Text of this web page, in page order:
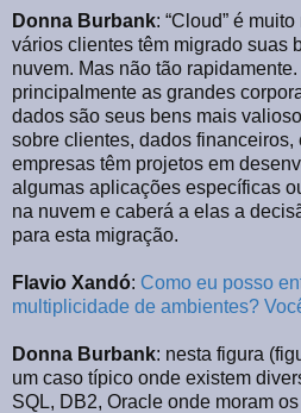
Donna Burbank: “Cloud” é
vários clientes têm migrado suas
nuvem. Mas não tão
principalmente as grandes
dados são seus bens mais
sobre clientes, dados financeiros,
empresas têm projetos em
algumas aplicações específicas
na nuvem e caberá a elas a
para esta migração.
Flavio Xandó: Como eu posso
multiplicidade de ambientes?
Donna Burbank: nesta figura
um caso típico onde existem
SQL, DB2, Oracle onde moram